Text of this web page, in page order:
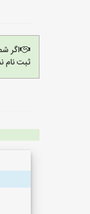
اگر
ثبت نام